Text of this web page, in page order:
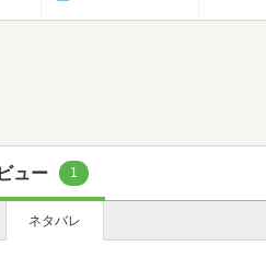
ュー 1
ネタバレ